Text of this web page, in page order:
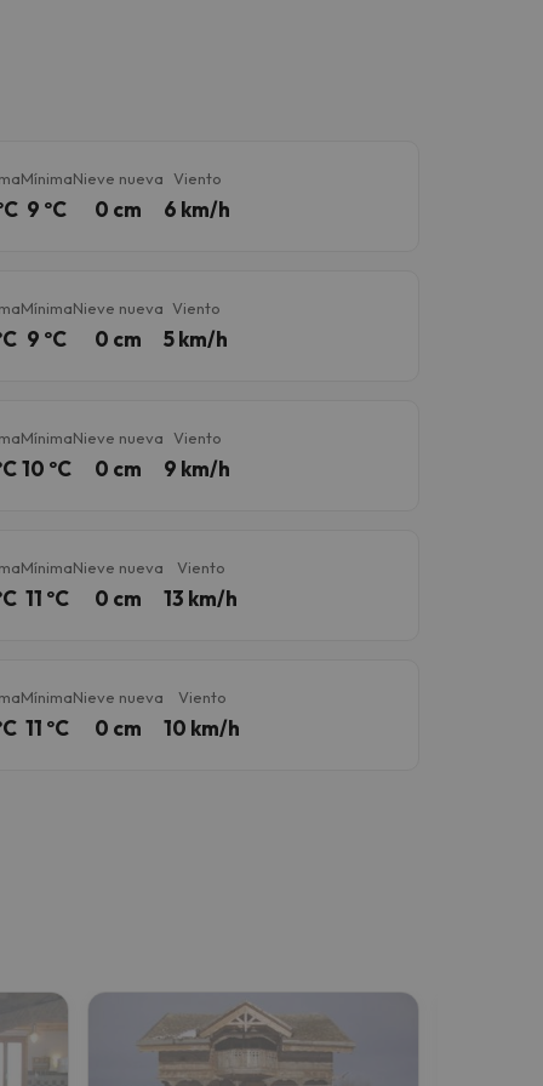
Mínima
9 ºC
Nieve nueva
0 cm
Viento
6 km/h
Mínima
9 ºC
Nieve nueva
0 cm
Viento
5 km/h
Mínima
10 ºC
Nieve nueva
0 cm
Viento
9 km/h
Mínima
11 ºC
Nieve nueva
0 cm
Viento
13 km/h
Mínima
11 ºC
Nieve nueva
0 cm
Viento
10 km/h